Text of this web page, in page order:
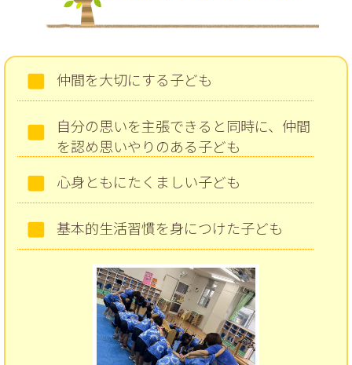
仲間を大切にする子ども
自分の思いを主張できると同時に、仲間
を認め思いやりのある子ども
心身ともにたくましい子ども
基本的生活習慣を身につけた子ども